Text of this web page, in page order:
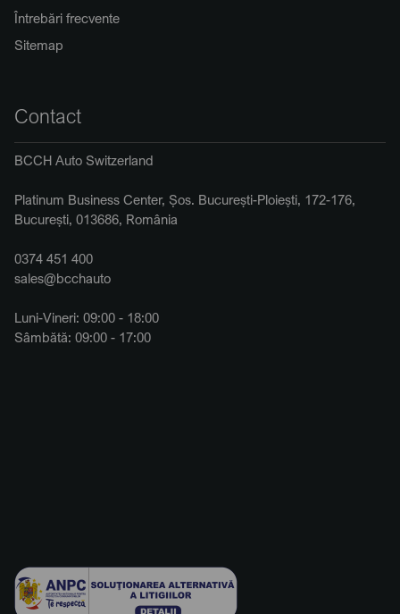
Întrebări frecvente
Sitemap
Contact
BCCH Auto Switzerland
Platinum Business Center, Șos. București-Ploiești, 172-176,
București, 013686, România
0374 451 400
sales@bcchauto
Luni-Vineri: 09:00 - 18:00
Sâmbătă: 09:00 - 17:00